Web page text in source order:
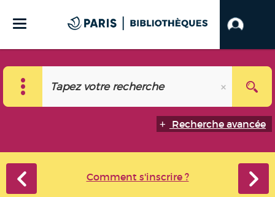
Recherche avancée
Comment s'inscrire ?